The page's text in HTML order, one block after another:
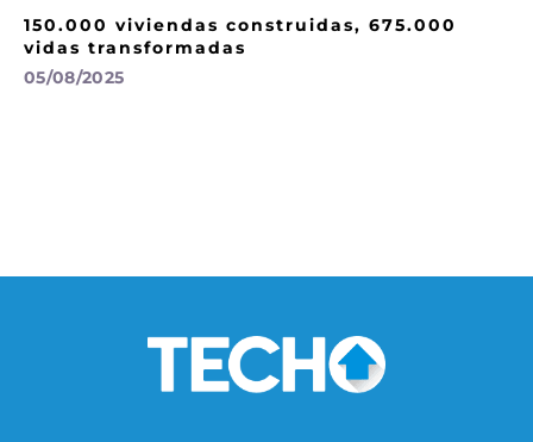
150.000 viviendas construidas, 675.000
vidas transformadas
05/08/2025